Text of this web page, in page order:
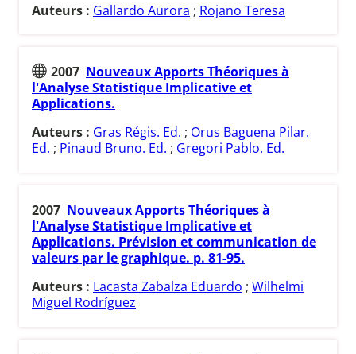
Auteurs : Gallardo Aurora ; Rojano Teresa
2007 Nouveaux Apports Théoriques à
l'Analyse Statistique Implicative et
Applications.
Auteurs : Gras Régis. Ed. ; Orus Baguena Pilar.
Ed. ; Pinaud Bruno. Ed. ; Gregori Pablo. Ed.
2007 Nouveaux Apports Théoriques à
l'Analyse Statistique Implicative et
Applications. Prévision et communication de
valeurs par le graphique. p. 81-95.
Auteurs : Lacasta Zabalza Eduardo ; Wilhelmi
Miguel Rodríguez